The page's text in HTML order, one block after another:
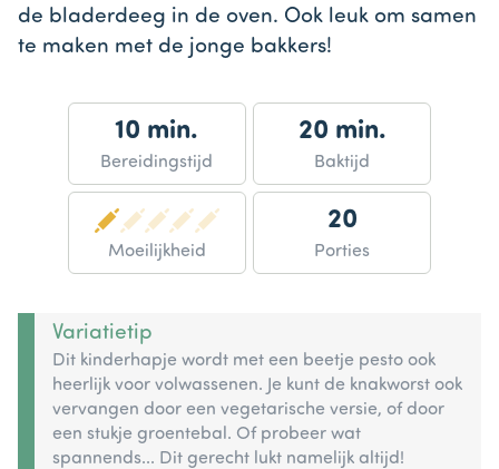
de bladerdeeg in de oven. Ook leuk om samen
te maken met de jonge bakkers!
10 min.
Bereidingstijd
20 min.
Baktijd
Moeilijkheid
20
Porties
Variatietip
Dit kinderhapje wordt met een beetje pesto ook
heerlijk voor volwassenen. Je kunt de knakworst ook
vervangen door een vegetarische versie, of door
een stukje groentebal. Of probeer wat
spannends... Dit gerecht lukt namelijk altijd!